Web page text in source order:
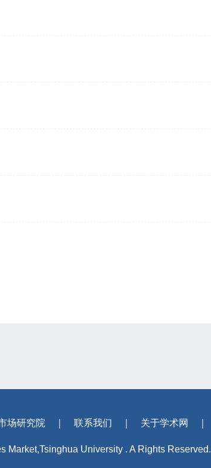
场研究院 联系我们 关于学术网
Market,Tsinghua University . A Rights Reserved.